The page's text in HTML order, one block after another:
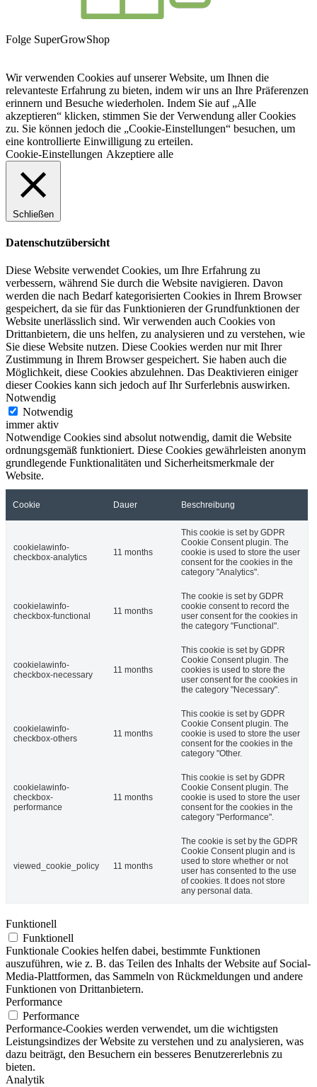
Folge SuperGrowShop
Wir verwenden Cookies auf unserer Website, um Ihnen die
relevanteste Erfahrung zu bieten, indem wir uns an Ihre Präferenzen
erinnern und Besuche wiederholen. Indem Sie auf „Alle
akzeptieren“ klicken, stimmen Sie der Verwendung aller Cookies
zu. Sie können jedoch die „Cookie-Einstellungen“ besuchen, um
eine kontrollierte Einwilligung zu erteilen.
Cookie-Einstellungen Akzeptiere alle
Schließen
Datenschutzübersicht
Diese Website verwendet Cookies, um Ihre Erfahrung zu
verbessern, während Sie durch die Website navigieren. Davon
werden die nach Bedarf kategorisierten Cookies in Ihrem Browser
gespeichert, da sie für das Funktionieren der Grundfunktionen der
Website unerlässlich sind. Wir verwenden auch Cookies von
Drittanbietern, die uns helfen, zu analysieren und zu verstehen, wie
Sie diese Website nutzen. Diese Cookies werden nur mit Ihrer
Zustimmung in Ihrem Browser gespeichert. Sie haben auch die
Möglichkeit, diese Cookies abzulehnen. Das Deaktivieren einiger
dieser Cookies kann sich jedoch auf Ihr Surferlebnis auswirken.
Notwendig
Notwendig
immer aktiv
Notwendige Cookies sind absolut notwendig, damit die Website
ordnungsgemäß funktioniert. Diese Cookies gewährleisten anonym
grundlegende Funktionalitäten und Sicherheitsmerkmale der
Website.
Cookie Dauer Beschreibung
cookielawinfo-
checkbox-analytics
11 months
This cookie is set by GDPR
Cookie Consent plugin. The
cookie is used to store the user
consent for the cookies in the
category "Analytics".
cookielawinfo-
checkbox-functional
11 months
The cookie is set by GDPR
cookie consent to record the
user consent for the cookies in
the category "Functional".
cookielawinfo-
checkbox-necessary
11 months
This cookie is set by GDPR
Cookie Consent plugin. The
cookies is used to store the
user consent for the cookies in
the category "Necessary".
cookielawinfo-
checkbox-others
11 months
This cookie is set by GDPR
Cookie Consent plugin. The
cookie is used to store the user
consent for the cookies in the
category "Other.
cookielawinfo-
checkbox-
performance
11 months
This cookie is set by GDPR
Cookie Consent plugin. The
cookie is used to store the user
consent for the cookies in the
category "Performance".
viewed_cookie_policy 11 months
The cookie is set by the GDPR
Cookie Consent plugin and is
used to store whether or not
user has consented to the use
of cookies. It does not store
any personal data.
Funktionell
Funktionell
Funktionale Cookies helfen dabei, bestimmte Funktionen
auszuführen, wie z. B. das Teilen des Inhalts der Website auf Social-
Media-Plattformen, das Sammeln von Rückmeldungen und andere
Funktionen von Drittanbietern.
Performance
Performance
Performance-Cookies werden verwendet, um die wichtigsten
Leistungsindizes der Website zu verstehen und zu analysieren, was
dazu beiträgt, den Besuchern ein besseres Benutzererlebnis zu
bieten.
Analytik